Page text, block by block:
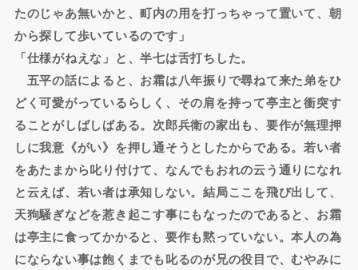
たのじゃあ無いかと、町内の用を打っちゃって置いて、朝
から探して歩いているのです」
「仕様がねえな」と、半七は舌打ちした。
五平の話によると、お霜は八年振りで尋ねて来た弟をひ
どく可愛がっているらしく、その肩を持って亭主と衝突す
ることがしばしばある。次郎兵衛の家出も、要作が無理押
しに我意《がい》を押し通そうとしたからである。若い者
をあたまから叱り付けて、なんでもおれの云う通りになれ
と云えば、若い者は承知しない。結局ここを飛び出して、
天狗騒ぎなどを惹き起こす事にもなったのであると、お霜
は亭主に食ってかかると、要作も黙っていない。本人の為
にならない事は飽くまでも叱るのが兄の役目で、むやみに